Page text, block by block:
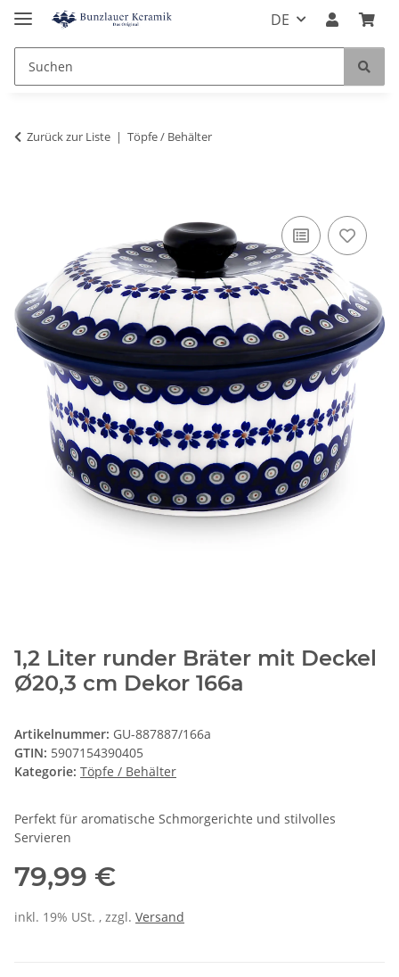
DE
Zurück zur Liste Töpfe / Behälter
1,2 Liter runder Bräter mit Deckel
Ø20,3 cm Dekor 166a
Artikelnummer: GU-887887/166a
GTIN: 5907154390405
Kategorie: Töpfe / Behälter
Perfekt für aromatische Schmorgerichte und stilvolles
Servieren
79,99 €
inkl. 19% USt. , zzgl. Versand